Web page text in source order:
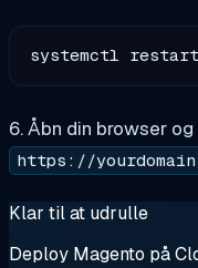
6. Åbn din browser
https://
Klar til at udrulle
Deploy Magento på